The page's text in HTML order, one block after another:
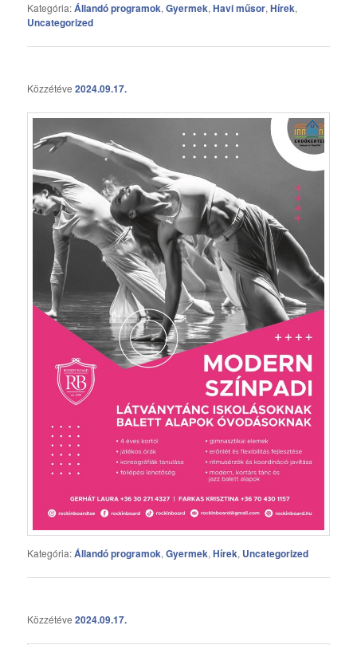
Kategória:Állandó programok,Gyermek,Havi műsor,Hírek,
Uncategorized
Közzétéve2024.09.17.
Kategória:Állandó programok,Gyermek,Hírek, Uncategorized
Közzétéve2024.09.17.